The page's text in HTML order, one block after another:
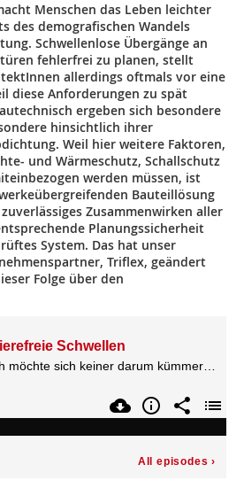
Menschen das Leben leichter
des demografischen Wandels
Schwellenlose Übergänge an
fehlerfrei zu planen, stellt
allerdings oftmals vor eine
diese Anforderungen zu spät
ergeben sich besondere
hinsichtlich ihrer
Weil hier weitere Faktoren,
und Wärmeschutz, Schallschutz
werden müssen, ist
Bauteillösung
Zusammenwirken aller
Planungssicherheit
System. Das hat unser
Triflex, geändert
Folge über den